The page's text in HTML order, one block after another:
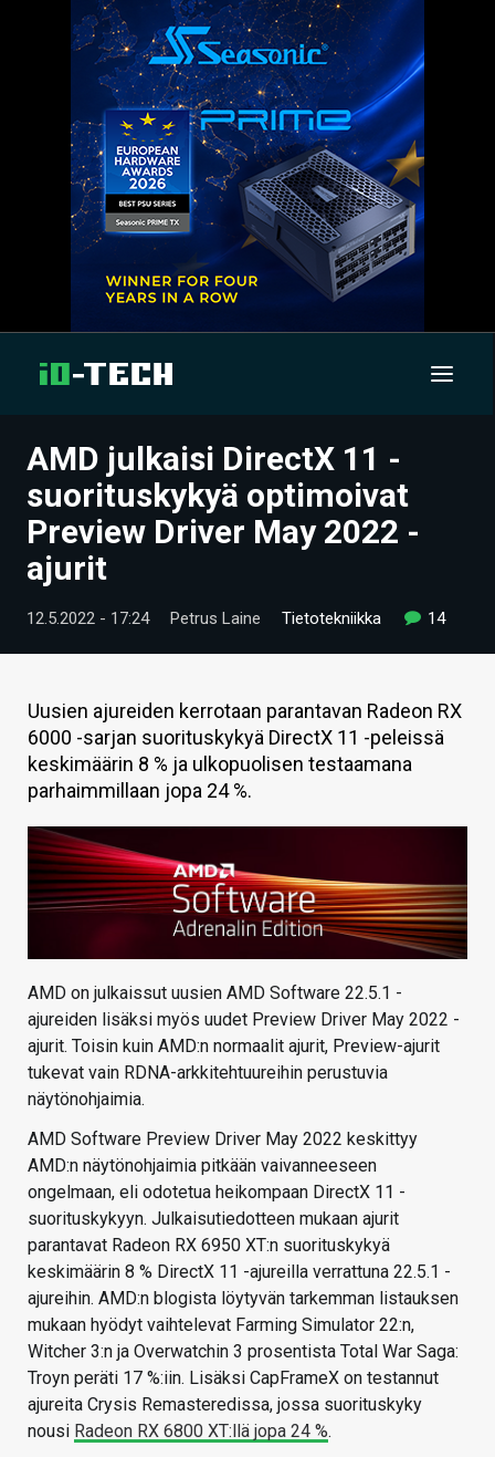
UUTISET
ARTIKKELIT
VIDEOT
TECHBBS
HINTA.FI
KAUPPA
VAIHDA TEEMA
HAKU
AMD julkaisi DirectX 11 -
suorituskykyä optimoivat
Preview Driver May 2022 -
ajurit
12.5.2022 - 17:24 Petrus Laine Tietotekniikka 14
Uusien ajureiden kerrotaan parantavan Radeon RX
6000 -sarjan suorituskykyä DirectX 11 -peleissä
keskimäärin 8 % ja ulkopuolisen testaamana
parhaimmillaan jopa 24 %.
AMD on julkaissut uusien AMD Software 22.5.1 -
ajureiden lisäksi myös uudet Preview Driver May 2022 -
ajurit. Toisin kuin AMD:n normaalit ajurit, Preview-ajurit
tukevat vain RDNA-arkkitehtuureihin perustuvia
näytönohjaimia.
AMD Software Preview Driver May 2022 keskittyy
AMD:n näytönohjaimia pitkään vaivanneeseen
ongelmaan, eli odotetua heikompaan DirectX 11 -
suorituskykyyn. Julkaisutiedotteen mukaan ajurit
parantavat Radeon RX 6950 XT:n suorituskykyä
keskimäärin 8 % DirectX 11 -ajureilla verrattuna 22.5.1 -
ajureihin. AMD:n blogista löytyvän tarkemman listauksen
mukaan hyödyt vaihtelevat Farming Simulator 22:n,
Witcher 3:n ja Overwatchin 3 prosentista Total War Saga:
Troyn peräti 17 %:iin. Lisäksi CapFrameX on testannut
ajureita Crysis Remasteredissa, jossa suorituskyky
nousi Radeon RX 6800 XT:llä jopa 24 %.